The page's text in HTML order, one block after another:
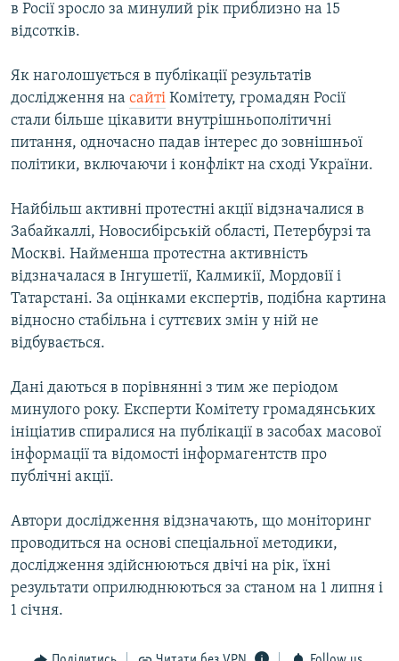
в Росії зросло за минулий рік приблизно на 15
відсотків.
Як наголошується в публікації результатів
дослідження на сайті Комітету, громадян Росії
стали більше цікавити внутрішньополітичні
питання, одночасно падав інтерес до зовнішньої
політики, включаючи і конфлікт на сході України.
Найбільш активні протестні акції відзначалися в
Забайкаллі, Новосибірській області, Петербурзі та
Москві. Найменша протестна активність
відзначалася в Інгушетії, Калмикії, Мордовії і
Татарстані. За оцінками експертів, подібна картина
відносно стабільна і суттєвих змін у ній не
відбувається.
Дані даються в порівнянні з тим же періодом
минулого року. Експерти Комітету громадянських
ініціатив спиралися на публікації в засобах масової
інформації та відомості інформагентств про
публічні акції.
Автори дослідження відзначають, що моніторинг
проводиться на основі спеціальної методики,
дослідження здійснюються двічі на рік, їхні
результати оприлюднюються за станом на 1 липня і
1 січня.